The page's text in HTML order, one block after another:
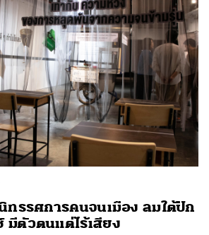
นิทรรศการคนจนเมือง ลมใต้ปีก
มีตัวตนแต่ไร้เสียง